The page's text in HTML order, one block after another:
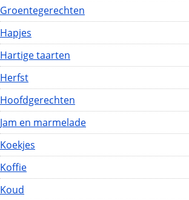
Groentegerechten
Hapjes
Hartige taarten
Herfst
Hoofdgerechten
Jam en marmelade
Koekjes
Koffie
Koud